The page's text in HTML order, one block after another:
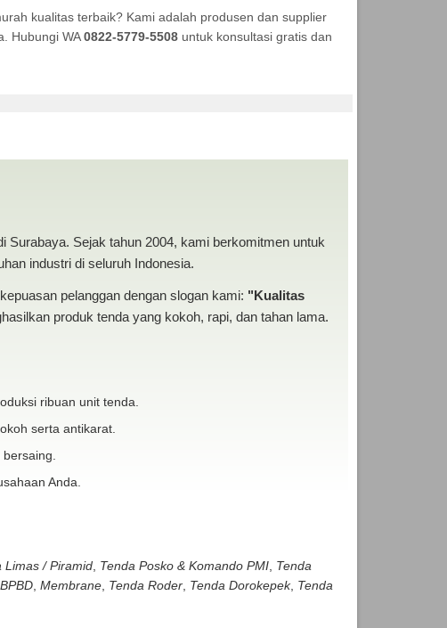
kualitas terbaik? Kami adalah produsen dan supplier
Hubungi WA0822-5779-5508untuk konsultasi gratis dan
Sejak tahun 2004, kami berkomitmen untuk
industri di seluruh Indonesia.
pelanggan dengan slogan kami: "Kualitas
produk tenda yang kokoh, rapi, dan tahan lama.
ribuan unit tenda.
serta antikarat.
Anda.
Limas / Piramid, Tenda Posko & Komando PMI, Tenda
, Membrane, Tenda Roder, Tenda Dorokepek, Tenda